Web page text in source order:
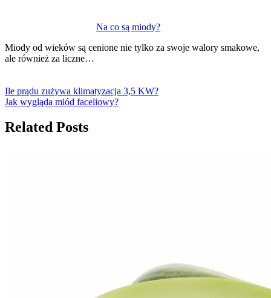
Na co są miody?
Miody od wieków są cenione nie tylko za swoje walory smakowe,
ale również za liczne…
Ile prądu zużywa klimatyzacja 3,5 KW?
Jak wygląda miód faceliowy?
Related Posts